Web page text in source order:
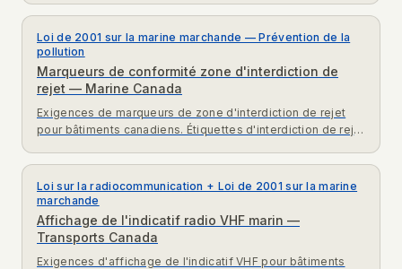
Loi de 2001 sur la marine marchande — Prévention de la
pollution
Marqueurs de conformité zone d'interdiction de
rejet — Marine Canada
Exigences de marqueurs de zone d'interdiction de rejet
pour bâtiments canadiens. Étiquettes d'interdiction de rejet
marchande.
Loi sur la radiocommunication + Loi de 2001 sur la marine
marchande
Affichage de l'indicatif radio VHF marin —
Transports Canada
Exigences d'affichage de l'indicatif VHF pour bâtiments